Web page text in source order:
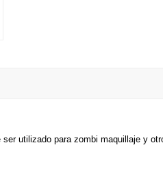
utilizado para zombi maquillaje y